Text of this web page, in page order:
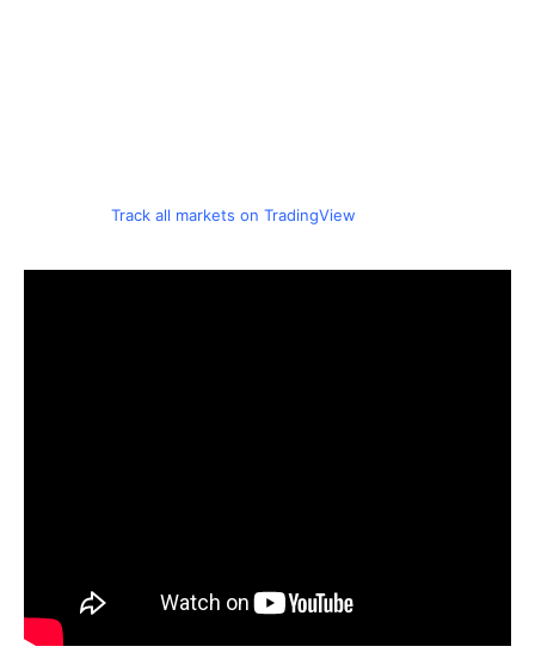
Track all markets on TradingView